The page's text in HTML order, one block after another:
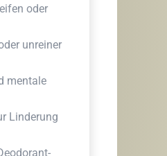
oder
unreiner
mentale
Linderung